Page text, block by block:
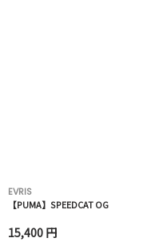
EVRIS
【PUMA】SPEEDCAT OG
15,400 円